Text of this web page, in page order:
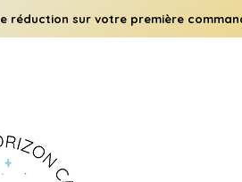
réduction sur votre première